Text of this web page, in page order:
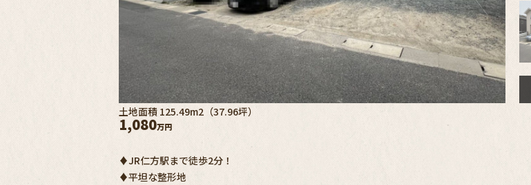
土地面積 125.49m2（37.96坪）
1,080万円
♦JR仁方駅まで徒歩2分！
♦平坦な整形地